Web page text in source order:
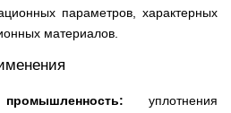
параметров, характерных
материалов.
уплотнения